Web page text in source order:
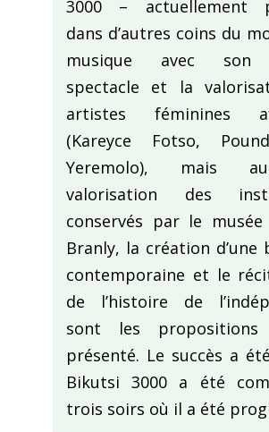
3000 – actuellement
dans d’autres coins du
musique avec son
spectacle et la
artistes féminines
(Kareyce Fotso,
Yeremolo), mais
valorisation des
conservés par le
Branly, la création d’une
contemporaine et le
de l’histoire de
sont les propositions
présenté. Le succès a
Bikutsi 3000 a été
trois soirs où il a été